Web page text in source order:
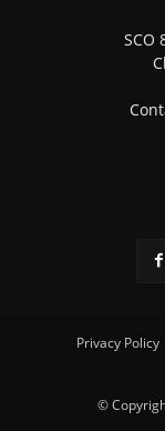
SCO
Privacy Policy
©